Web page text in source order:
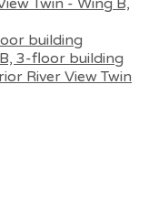
Twin - Wing B,
building
3-floor building
River View Twin